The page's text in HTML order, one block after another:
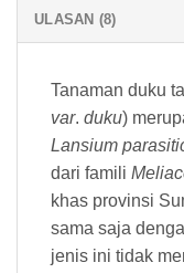
ULASAN (8)
Tanaman duku
var. duku)
Lansium
dari famili
khas provinsi
sama saja
jenis ini tidak